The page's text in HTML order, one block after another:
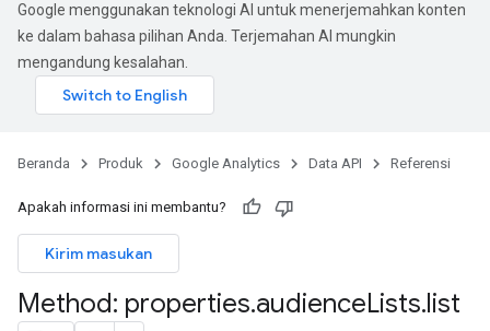
Google menggunakan teknologi AI untuk menerjemahkan konten
ke dalam bahasa pilihan Anda. Terjemahan AI mungkin
mengandung kesalahan.
Beranda Produk Google Analytics Data API Referensi
Apakah informasi ini membantu?
Kirim masukan
Method: properties.audienceLists.list